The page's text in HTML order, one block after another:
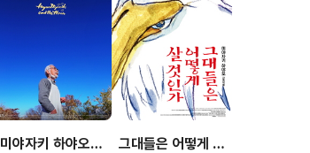
미야자키 하야오의
그대들은 어떻게 살